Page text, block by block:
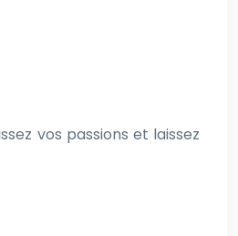
vos passions et laissez